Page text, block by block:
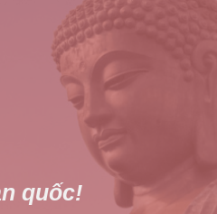
quốc!